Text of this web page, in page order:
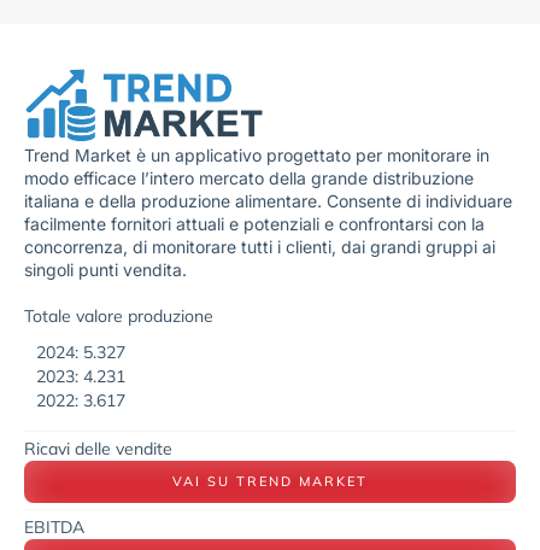
Trend Market è un applicativo progettato per monitorare in
modo efficace l’intero mercato della grande distribuzione
italiana e della produzione alimentare. Consente di individuare
facilmente fornitori attuali e potenziali e confrontarsi con la
concorrenza, di monitorare tutti i clienti, dai grandi gruppi ai
singoli punti vendita.
Totale valore produzione
2024: 5.327
2023: 4.231
2022: 3.617
Ricavi delle vendite
VAI SU TREND MARKET
EBITDA